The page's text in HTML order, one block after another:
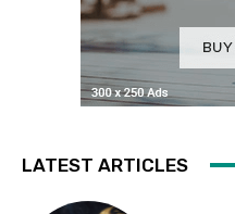
LATEST ARTICLES